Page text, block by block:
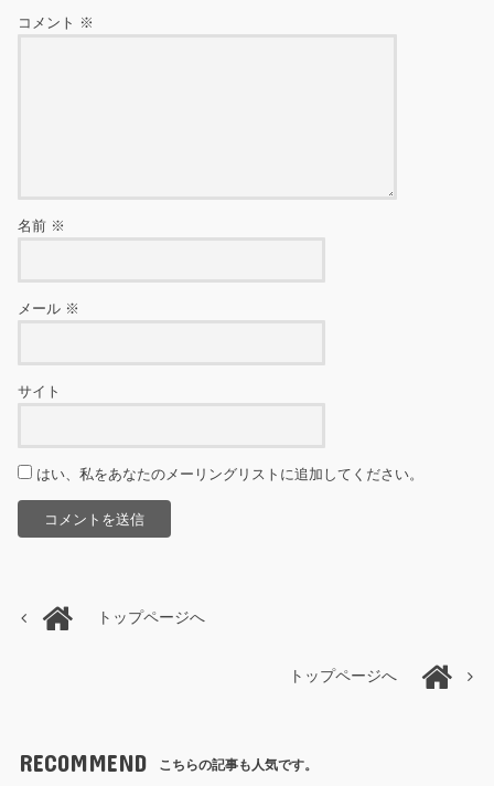
コメント ※
名前 ※
メール ※
サイト
はい、私をあなたのメーリングリストに追加してください。
トップページへ
トップページへ
RECOMMEND こちらの記事も人気です。